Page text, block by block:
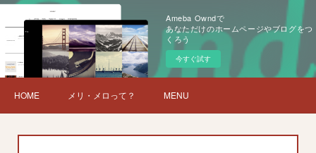
Ameba Owndで
あなただけのホームページやブログをつ
くろう
今すぐ試す
HOME メリ・メロって？ MENU